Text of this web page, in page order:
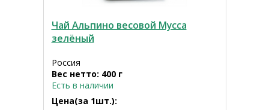
Чай Альпино весовой Мусса
зелёный
Россия
Вес нетто: 400 г
Есть в наличии
Цена(за 1шт.):